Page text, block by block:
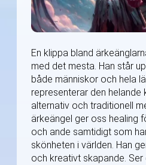
En klippa bland
med det mesta. Han står
både människor och hela
representerar den helande
alternativ och traditionell
ärkeängel ger oss healing
och ande samtidigt som
skönheten i världen. Han
och kreativt skapande.